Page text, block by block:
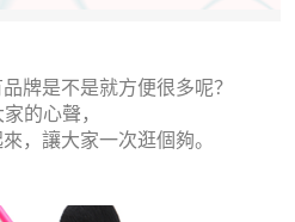
牌是不是就方便很多呢？
的心聲，
，讓大家一次逛個夠。